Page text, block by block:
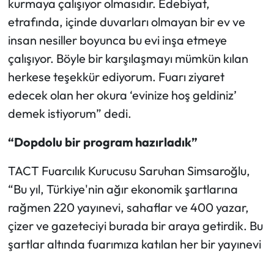
kurmaya çalışıyor olmasıdır. Edebiyat,
etrafında, içinde duvarları olmayan bir ev ve
insan nesiller boyunca bu evi inşa etmeye
çalışıyor. Böyle bir karşılaşmayı mümkün kılan
herkese teşekkür ediyorum. Fuarı ziyaret
edecek olan her okura ‘evinize hoş geldiniz’
demek istiyorum” dedi.
“Dopdolu bir program hazırladık”
TACT Fuarcılık Kurucusu Saruhan Simsaroğlu,
“Bu yıl, Türkiye'nin ağır ekonomik şartlarına
rağmen 220 yayınevi, sahaflar ve 400 yazar,
çizer ve gazeteciyi burada bir araya getirdik. Bu
şartlar altında fuarımıza katılan her bir yayınevi